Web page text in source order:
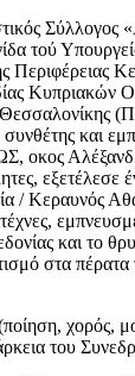
Σύλλογος
τού
Περιφέρειας
Κυπριακών
και
εξετέλεσε
/ Κεραυνός
και το
στα
χορός,
του